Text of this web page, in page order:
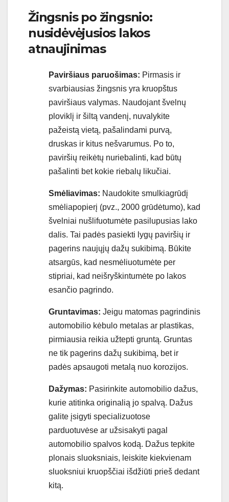
Žingsnis po žingsnio:
nusidėvėjusios lakos
atnaujinimas
Paviršiaus paruošimas: Pirmasis ir
svarbiausias žingsnis yra kruopštus
paviršiaus valymas. Naudojant švelnų
ploviklį ir šiltą vandenį, nuvalykite
pažeistą vietą, pašalindami purvą,
druskas ir kitus nešvarumus. Po to,
paviršių reikėtų nuriebalinti, kad būtų
pašalinti bet kokie riebalų likučiai.
Smėliavimas: Naudokite smulkiagrūdį
smėliapopierį (pvz., 2000 grūdėtumo), kad
švelniai nušlifuotumėte pasilupusias lako
dalis. Tai padės pasiekti lygų paviršių ir
pagerins naujųjų dažų sukibimą. Būkite
atsargūs, kad nesmėliuotumėte per
stipriai, kad neišryškintumėte po lakos
esančio pagrindo.
Gruntavimas: Jeigu matomas pagrindinis
automobilio kėbulo metalas ar plastikas,
pirmiausia reikia užtepti gruntą. Gruntas
ne tik pagerins dažų sukibimą, bet ir
padės apsaugoti metalą nuo korozijos.
Dažymas: Pasirinkite automobilio dažus,
kurie atitinka originalią jo spalvą. Dažus
galite įsigyti specializuotose
parduotuvėse ar užsisakyti pagal
automobilio spalvos kodą. Dažus tepkite
plonais sluoksniais, leiskite kiekvienam
sluoksniui kruopščiai išdžiūti prieš dedant
kitą.